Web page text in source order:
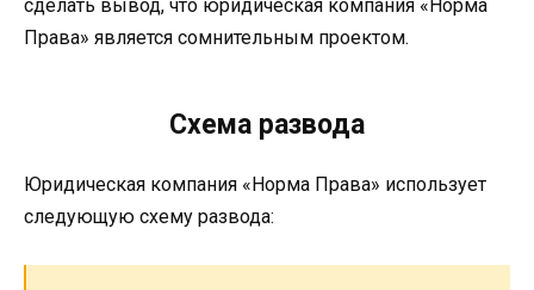
сделать вывод, что юридическая компания «Норма
Права» является сомнительным проектом.
Схема развода
Юридическая компания «Норма Права» использует
следующую схему развода: